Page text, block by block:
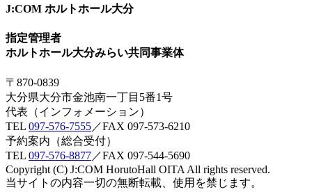
J:COM ホルトホール大分
指定管理者
ホルトホール大分みらい共同事業体
〒870-0839
大分県大分市金池南一丁目5番1号
代表（インフォメーション）
TEL 097-576-7555／FAX 097-573-6210
予約案内（総合受付）
TEL 097-576-8877／FAX 097-544-5690
Copyright (C) J:COM HorutoHall OITA All rights reserved.
当サイトの内容一切の無断転載、使用を禁じます。